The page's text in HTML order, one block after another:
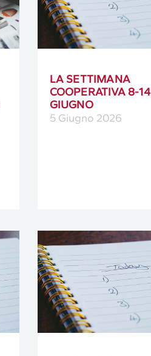
LA SETTIMANA
COOPERATIVA 8-14
GIUGNO
5 Giugno 2026